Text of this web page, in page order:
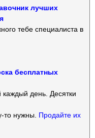
лучших
тебе специалиста в
бесплатных
день. Десятки
нужны. Продайте их